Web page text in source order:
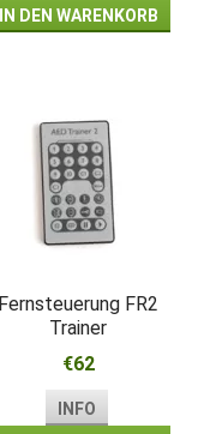
IN DEN WARENKORB
Fernsteuerung FR2
Trainer
€62
INFO